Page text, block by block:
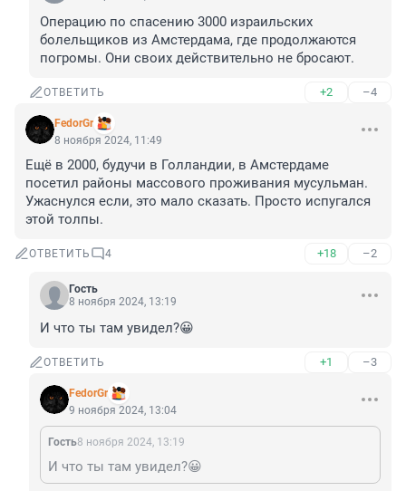
Операцию по спасению 3000 израильских
болельщиков из Амстердама, где продолжаются
погромы. Они своих действительно не бросают.
ОТВЕТИТЬ +2 –4
FedorGr
8 ноября 2024, 11:49
Ещё в 2000, будучи в Голландии, в Амстердаме
посетил районы массового проживания мусульман.
Ужаснулся если, это мало сказать. Просто испугался
этой толпы.
ОТВЕТИТЬ 4 +18 –2
Гость
8 ноября 2024, 13:19
И что ты там увидел?😀
ОТВЕТИТЬ +1 –3
FedorGr
9 ноября 2024, 13:04
Гость8 ноября 2024, 13:19
И что ты там увидел?😀